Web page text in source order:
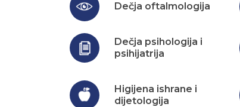
Dečja oftalmologija
Dečja psihologija i
psihijatrija
Higijena ishrane i
dijetologija